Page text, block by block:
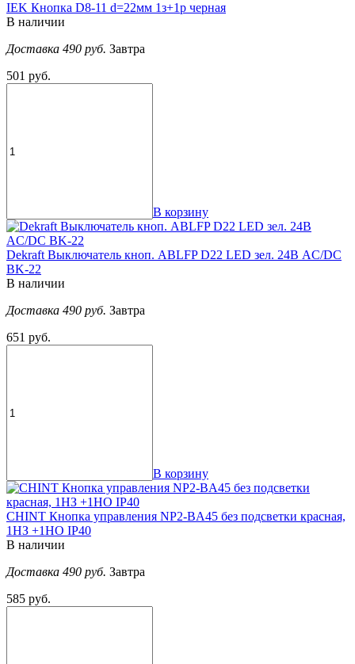
IEK Кнопка D8-11 d=22мм 1з+1р черная
В наличии
Доставка 490 руб. Завтра
501 руб.
В корзину
Dekraft Выключатель кноп. ABLFP D22 LED зел. 24В AC/DC
ВK-22
В наличии
Доставка 490 руб. Завтра
651 руб.
В корзину
CHINT Кнопка управления NP2-BA45 без подсветки красная,
1НЗ +1НО IP40
В наличии
Доставка 490 руб. Завтра
585 руб.